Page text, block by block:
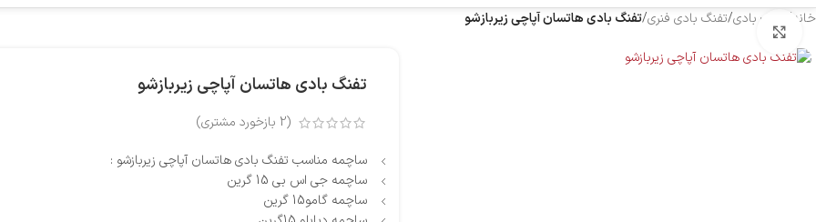
خانه / تفنگ بادی/تفنگ بادی فنری/تفنگ بادی هاتسان آپاچی زیربازشو
تفنگ بادی هاتسان آپاچی زیربازشو
(
2 بازخورد مشتری)
ساچمه مناسب تفنگ بادی هاتسان آپاچی زیربازشو :
ساچمه جی اس بی 15 گرین
ساچمه گامو15 گرین